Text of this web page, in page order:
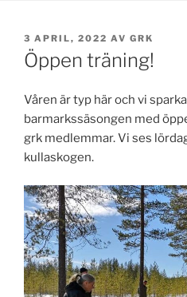
PUBLICERAT
3 APRIL, 2022 AV GRK
Öppen träning!
Våren är typ här och vi
barmarkssäsongen med
grk medlemmar. Vi ses
kullaskogen.